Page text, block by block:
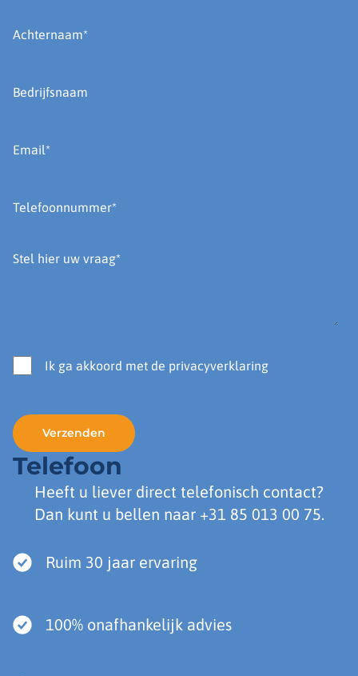
Ik ga akkoord met de privacyverklaring
Telefoon
Heeft u liever direct telefonisch contact?
Dan kunt u bellen naar +31 85 013 00 75.
Ruim 30 jaar ervaring
100% onafhankelijk advies